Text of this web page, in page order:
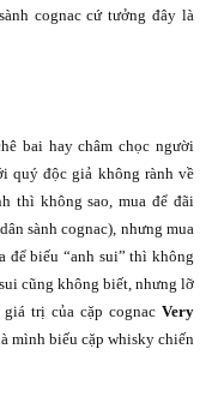
cognac cứ tưởng đây là
bai hay châm chọc người
quý độc giả không rành về
thì không sao, mua để đãi
sành cognac), nhưng mua
để biếu “anh sui” thì không
cũng không biết, nhưng lỡ
trị của cặp cognac Very
mình biếu cặp whisky chiến